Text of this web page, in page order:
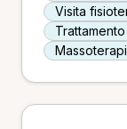
Visita